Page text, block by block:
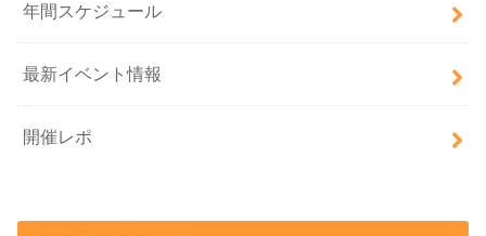
年間スケジュール
最新イベント情報
開催レポ